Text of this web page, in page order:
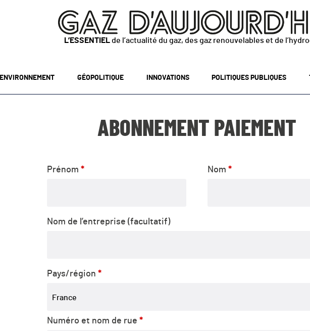
L’ESSENTIEL de l’actualité du gaz, des gaz renouvelables et de
ENVIRONNEMENT GÉOPOLITIQUE INNOVATIONS POLITIQUES PUBLIQUES
ABONNEMENT PAIEMENT
Prénom * Nom *
Nom de l’entreprise (facultatif)
Pays/région *
France
Numéro et nom de rue *